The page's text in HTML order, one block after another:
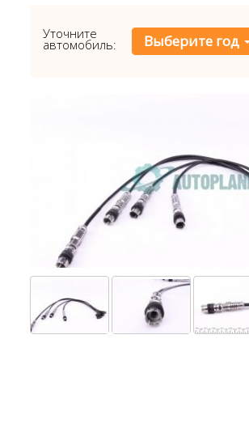
Уточните
автомобиль: Выберите год